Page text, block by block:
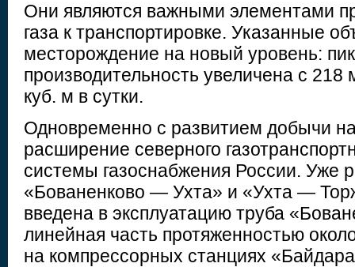
Они являются важными элементами
газа к транспортировке. Указанные
месторождение на новый уровень:
производительность увеличена с
куб. м в сутки.
Одновременно с развитием добычи
расширение северного
системы газоснабжения России. Уже
«Бованенково — Ухта» и «Ухта —
введена в эксплуатацию труба
линейная часть протяженностью
на компрессорных станциях